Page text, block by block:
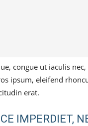
congue ut iaculis
ipsum, eleifend
erat.
IMPERDIET,